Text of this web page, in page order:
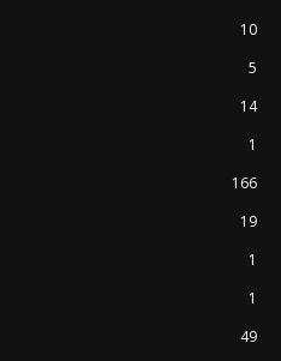
10
5
14
1
166
19
1
1
49